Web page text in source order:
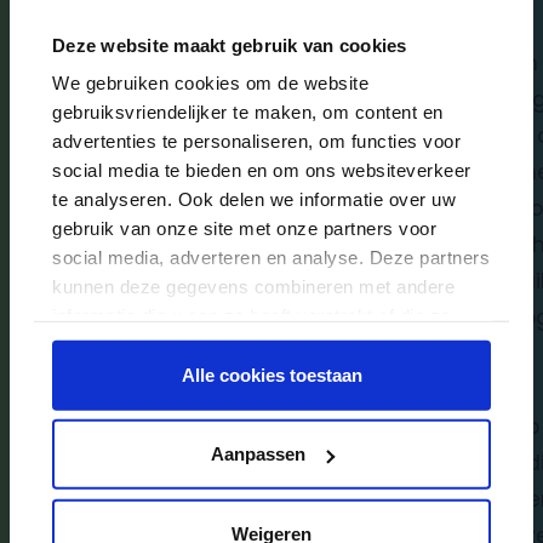
Deze website maakt gebruik van cookies
We gebruiken cookies om de website
gebruiksvriendelijker te maken, om content en
advertenties te personaliseren, om functies voor
social media te bieden en om ons websiteverkeer
te analyseren. Ook delen we informatie over uw
gebruik van onze site met onze partners voor
social media, adverteren en analyse. Deze partners
kunnen deze gegevens combineren met andere
hebben verzameld op basis van uw gebruik van
Alle cookies toestaan
Aanpassen
Weigeren
Store (Android).
Wil je liever op het webportaal
inloggen? Ga dan
naardak.ouderportaal.nl.